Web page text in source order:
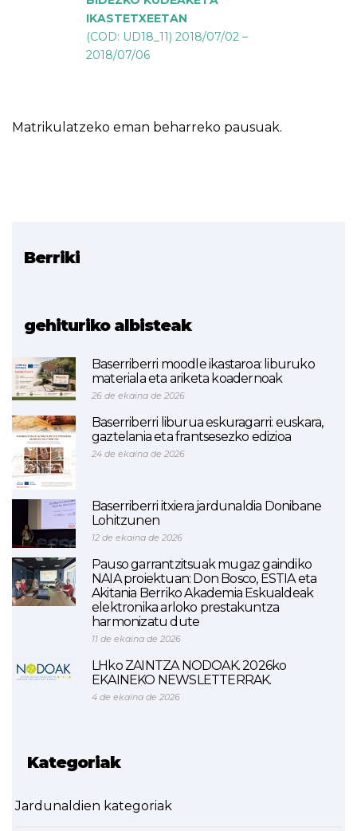
IKASTETXEETAN
(COD: UD18_11) 2018/07/02 –
2018/07/06
Matrikulatzeko eman beharreko pausuak.
Berriki
gehituriko albisteak
Baserriberri moodle ikastaroa: liburuko
materiala eta ariketa koadernoak
26 de ekaina de 2026
Baserriberri liburua eskuragarri: euskara,
gaztelania eta frantsesezko edizioa
24 de ekaina de 2026
Baserriberri itxiera jardunaldia Donibane
Lohitzunen
12 de ekaina de 2026
Pauso garrantzitsuak mugaz gaindiko
NAIA proiektuan: Don Bosco, ESTIA eta
Akitania Berriko Akademia Eskualdeak
elektronika arloko prestakuntza
harmonizatu dute
11 de ekaina de 2026
LHko ZAINTZA NODOAK. 2026ko
EKAINEKO NEWSLETTERRAK.
4 de ekaina de 2026
Kategoriak
Jardunaldien kategoriak